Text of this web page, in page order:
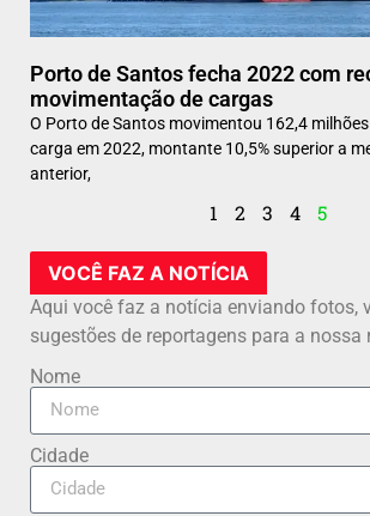
Porto de Santos fecha 2022 com
movimentação de cargas
O Porto de Santos movimentou 162,4
carga em 2022, montante 10,5% superior a
anterior,
1 2 3 4 5
VOCÊ FAZ A NOTÍCIA
Aqui você faz a notícia enviando fotos,
sugestões de reportagens para a nossa
Nome
Cidade